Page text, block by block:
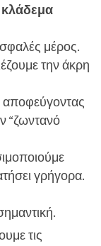
κλάδεμα
μέρος.
την άκρη
αποφεύγοντας
“ζωντανό
γρήγορα.
τις